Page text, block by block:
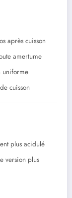
après cuisson
amertume
uniforme
cuisson
plus acidulé
version plus